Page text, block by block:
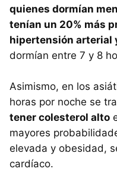
quienes dormían
tenían un 20% más
hipertensión arterial
dormían entre 7 y 8
Asimismo, en los
horas por noche se
tener colesterol alto
mayores
elevada y obesidad,
cardíaco.